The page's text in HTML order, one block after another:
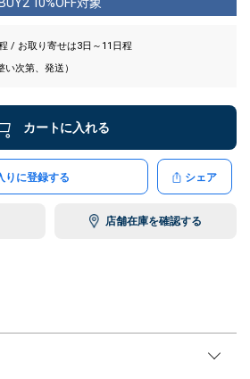
/ お取り寄せは3日～11日程
次第、発送）
カートに入れる
りに登録する シェア
店舗在庫を確認する